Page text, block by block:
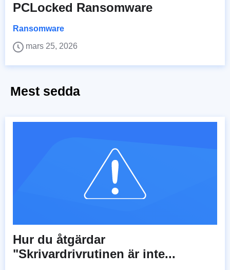
PCLocked Ransomware
Ransomware
mars 25, 2026
Mest sedda
Hur du åtgärdar
"Skrivardrivrutinen är inte...